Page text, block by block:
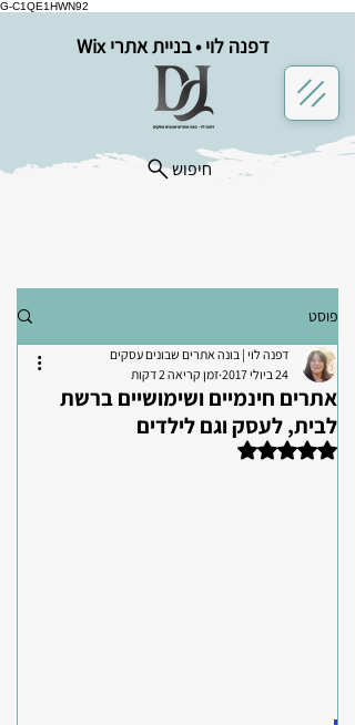
G-C1QE1HWN92
דפנה לוי • בניית אתרי Wix
חיפוש
פוסט
אתרים חינמיים ושימושיים ברשת
לבית, לעסק וגם לילדים
דפנה לוי | בונה אתרים שבונים עסקים
24 ביולי 2017
זמן קריאה 2 דקות
דירוג של NaN מתוך 5 כוכבים